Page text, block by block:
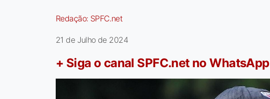
Redação: SPFC.net
21 de Julho de 2024
+ Siga o canal SPFC.net no WhatsApp